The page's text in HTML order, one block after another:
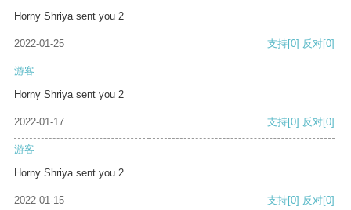
Horny Shriya sent you 2
2022-01-25 支持[0] 反对[0]
游客
Horny Shriya sent you 2
2022-01-17 支持[0] 反对[0]
游客
Horny Shriya sent you 2
2022-01-15 支持[0] 反对[0]